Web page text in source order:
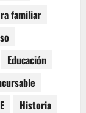
familiar
Educación
Historia